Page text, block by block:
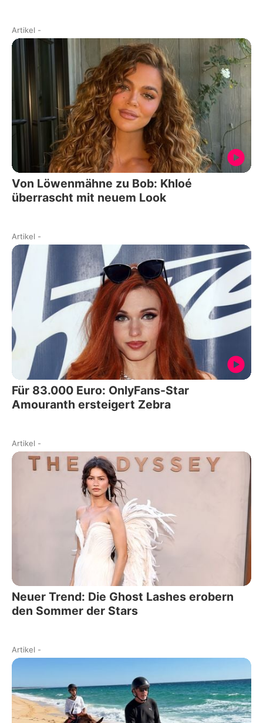
Artikel -
Von Löwenmähne zu Bob: Khloé
überrascht mit neuem Look
Artikel -
Für 83.000 Euro: OnlyFans-Star
Amouranth ersteigert Zebra
Artikel -
Neuer Trend: Die Ghost Lashes erobern
den Sommer der Stars
Artikel -